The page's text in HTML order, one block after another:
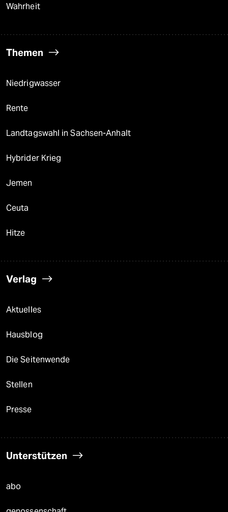
Wahrheit
Themen
Niedrigwasser
Rente
Landtagswahl in Sachsen-Anhalt
Hybrider Krieg
Jemen
Ceuta
Hitze
Verlag
Aktuelles
Hausblog
Die Seitenwende
Stellen
Presse
Unterstützen
abo